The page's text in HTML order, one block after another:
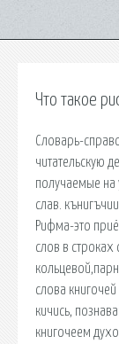
Что такое
Словарь-
читательскую
получаемые на
слав.
Рифма-это
слов в
слова
кичись,
книгочеем